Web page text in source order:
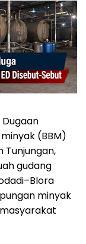
Dugaan
(BBM)
Tunjungan,
gudang
minyak